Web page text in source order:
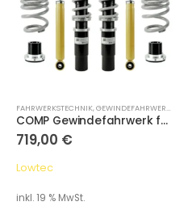
FAHRWERKSTECHNIK,GEWINDEFAHRWERKE
COMP Gewindefahrwerk für Volkswagen Golf VIII CD (Bracket 50mm) Baujahr: 19-
719,00 €
Lowtec
inkl. 19 % MwSt.